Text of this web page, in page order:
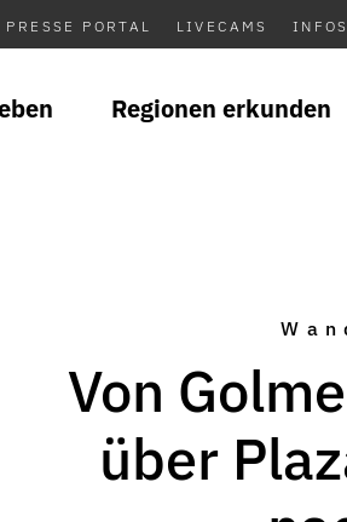
PRESSE PORTAL LIVECAMS
Regionen erkunden
Von
über